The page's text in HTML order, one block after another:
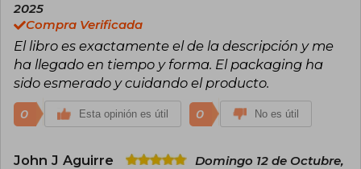
2025
Compra Verificada
El libro es exactamente el de la descripción y me
ha llegado en tiempo y forma. El packaging ha
sido esmerado y cuidando el producto.
0 Esta opinión es útil 0 No es útil
John J Aguirre
Domingo 12 de Octubre,